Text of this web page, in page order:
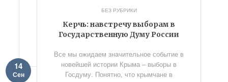
БЕЗ РУБРИКИ
Керчь: навстречу выборам в
Государственную Думу России
14
Сен
Все мы ожидаем значительное событие в
новейшей истории Крыма – выборы в
Госдуму. Понятно, что крымчане в